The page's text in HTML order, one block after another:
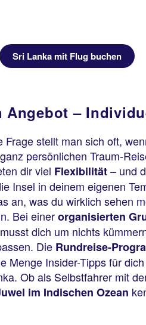
Sri Lanka mit Flug buchen
Angebot –
stellt man sich oft,
persönlichen Traum-
dir viel Flexibilität– und
Insel in deinem eigenen
an, was du wirklich sehen
Bei einerorganisierten
dich um nichts
Die Rundreise-
Menge Insider-Tipps für
Ob als Selbstfahrer mit
im Indischen Ozean